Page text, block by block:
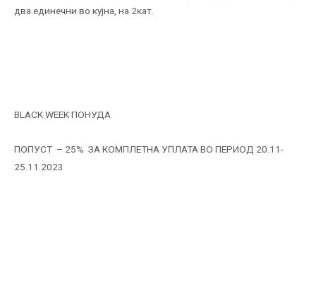
два единечни во кујна, на 2кат.
BLACK WEEK ПОНУДА
ПОПУСТ – 25% ЗА КОМПЛЕТНА УПЛАТА ВО ПЕРИОД 20.11-
25.11.2023